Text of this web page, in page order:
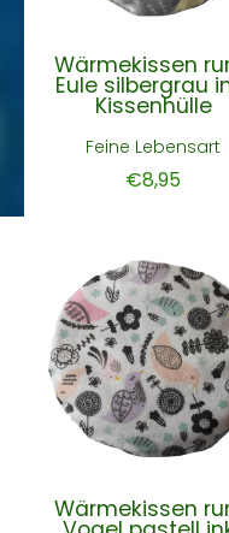
Wärmekissen
Eule silbergrau
Kissenhülle
Feine Lebensart
€8,95
Wärmekissen